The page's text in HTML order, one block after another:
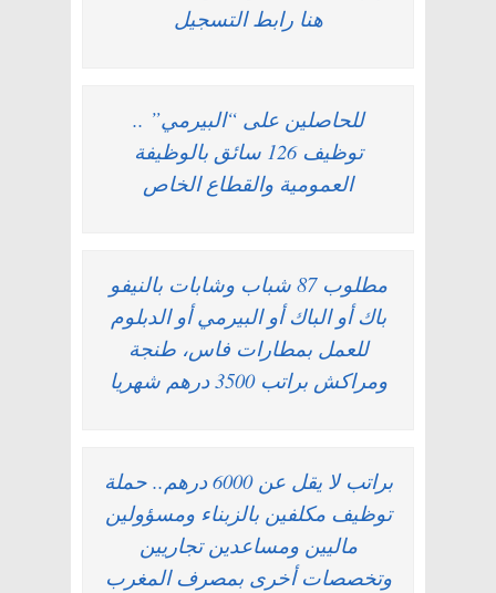
هنا رابط التسجيل
للحاصلين على “البيرمي” ..
توظيف 126 سائق بالوظيفة
العمومية والقطاع الخاص
مطلوب 87 شباب وشابات بالنيفو
باك أو الباك أو البيرمي أو الدبلوم
للعمل بمطارات فاس، طنجة
ومراكش براتب 3500 درهم شهريا
براتب لا يقل عن 6000 درهم.. حملة
توظيف مكلفين بالزبناء ومسؤولين
ماليين ومساعدين تجاريين
وتخصصات أخرى بمصرف المغرب